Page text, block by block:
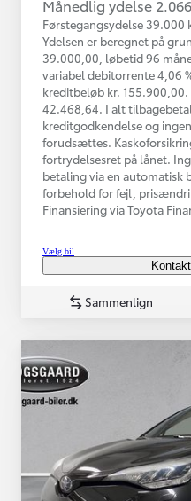
Månedlig ydelse
Førstegangsydelse 39.000
Ydelsen er beregnet på
39.000,00, løbetid 96
variabel debitorrente 4,06
kreditbeløb kr.
42.468,64. I alt
kreditgodkendelse og
forudsættes.
fortrydelsesret på lånet.
betaling via en automatisk
forbehold for fejl,
Finansiering via Toyota
Vælg bil
Sammenlign